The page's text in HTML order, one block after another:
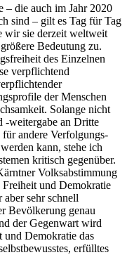
– die auch im Jahr 2020
sind – gilt es Tag für Tag
wir sie derzeit weltweit
Bedeutung zu.
des Einzelnen
verpflichtend
der Menschen
Solange nicht
-weitergabe an Dritte
andere Verfolgungs-
kann, stehe ich
kritisch gegenüber.
Volksabstimmung
Freiheit und Demokratie
sehr schnell
Bevölkerung genau
der Gegenwart wird
und Demokratie das
erfülltes